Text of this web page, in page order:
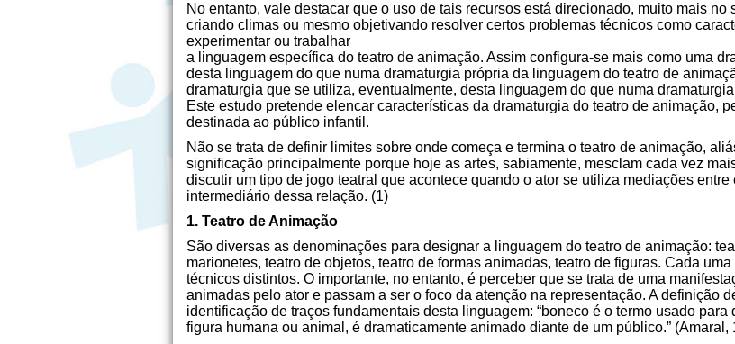
No entanto, vale destacar que o uso de tais recursos está direcionado, muito mais no
criando climas ou mesmo objetivando resolver certos problemas técnicos como
experimentar ou trabalhar
a linguagem específica do teatro de animação. Assim configura-se mais como uma
desta linguagem do que numa dramaturgia própria da linguagem do teatro de
dramaturgia que se utiliza, eventualmente, desta linguagem do que numa
Este estudo pretende elencar características da dramaturgia do teatro de animação,
destinada ao público infantil.
Não se trata de definir limites sobre onde começa e termina o teatro de animação,
significação principalmente porque hoje as artes, sabiamente, mesclam cada vez
discutir um tipo de jogo teatral que acontece quando o ator se utiliza mediações
intermediário dessa relação. (1)
1. Teatro de Animação
São diversas as denominações para designar a linguagem do teatro de animação:
marionetes, teatro de objetos, teatro de formas animadas, teatro de figuras. Cada
técnicos distintos. O importante, no entanto, é perceber que se trata de uma
animadas pelo ator e passam a ser o foco da atenção na representação. A definição
identificação de traços fundamentais desta linguagem: “boneco é o termo usado
figura humana ou animal, é dramaticamente animado diante de um público.” (Amaral,